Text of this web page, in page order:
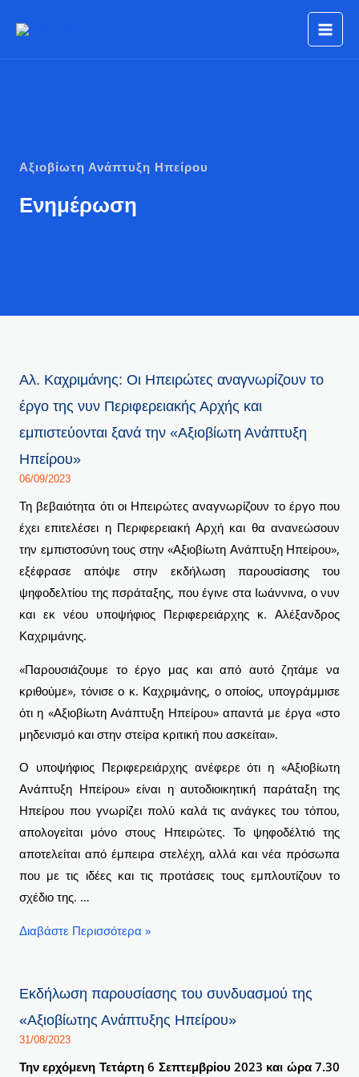
στο
Αξιοβίωτη Ανάπτυξη Ηπείρου
Ενημέρωση
Αλ. Καχριμάνης: Οι Ηπειρώτες αναγνωρίζουν το
έργο της νυν Περιφερειακής Αρχής και
εμπιστεύονται ξανά την «Αξιοβίωτη Ανάπτυξη
Ηπείρου»
06/09/2023
Τη βεβαιότητα ότι οι Ηπειρώτες αναγνωρίζουν το έργο που
έχει επιτελέσει η Περιφερειακή Αρχή και θα ανανεώσουν
την εμπιστοσύνη τους στην «Αξιοβίωτη Ανάπτυξη Ηπείρου»,
εξέφρασε απόψε στην εκδήλωση παρουσίασης του
ψηφοδελτίου της πσράταξης, που έγινε στα Ιωάννινα, ο νυν
και εκ νέου υποψήφιος Περιφερειάρχης κ. Αλέξανδρος
Καχριμάνης.
«Παρουσιάζουμε το έργο μας και από αυτό ζητάμε να
κριθούμε», τόνισε ο κ. Καχριμάνης, ο οποίος, υπογράμμισε
ότι η «Αξιοβίωτη Ανάπτυξη Ηπείρου» απαντά με έργα «στο
μηδενισμό και στην στείρα κριτική που ασκείται».
Ο υποψήφιος Περιφερειάρχης ανέφερε ότι η «Αξιοβίωτη
Ανάπτυξη Ηπείρου» είναι η αυτοδιοικητική παράταξη της
Ηπείρου που γνωρίζει πολύ καλά τις ανάγκες του τόπου,
απολογείται μόνο στους Ηπειρώτες. Το ψηφοδέλτιό της
αποτελείται από έμπειρα στελέχη, αλλά και νέα πρόσωπα
που με τις ιδέες και τις προτάσεις τους εμπλουτίζουν το
σχέδιο της. …
Αλ.
Καχριμάνης:
Ηπειρώτες
αναγνωρίζουν
το
έργο
της
νυν
Περιφερειακής
Αρχής
και
εμπιστεύονται
«Αξιοβίωτη
Ανάπτυξη
Ηπείρου»
Διαβάστε Περισσότερα »
Εκδήλωση παρουσίασης του συνδυασμού της
«Αξιοβίωτης Ανάπτυξης Ηπείρου»
31/08/2023
Την ερχόμενη Τετάρτη 6 Σεπτεμβρίου 2023 και ώρα 7.30
P
P
a
e
P
e